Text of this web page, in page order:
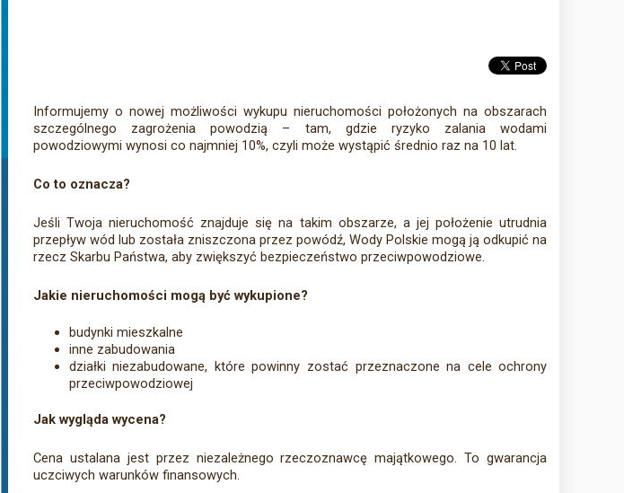
Informujemy o nowej możliwości wykupu nieruchomości położonych na obszarach
szczególnego zagrożenia powodzią – tam, gdzie ryzyko zalania wodami
powodziowymi wynosi co najmniej 10%, czyli może wystąpić średnio raz na 10 lat.
Co to oznacza?
Jeśli Twoja nieruchomość znajduje się na takim obszarze, a jej położenie utrudnia
przepływ wód lub została zniszczona przez powódź, Wody Polskie mogą ją odkupić na
rzecz Skarbu Państwa, aby zwiększyć bezpieczeństwo przeciwpowodziowe.
Jakie nieruchomości mogą być wykupione?
budynki mieszkalne
inne zabudowania
działki niezabudowane, które powinny zostać przeznaczone na cele ochrony
przeciwpowodziowej
Jak wygląda wycena?
Cena ustalana jest przez niezależnego rzeczoznawcę majątkowego. To gwarancja
uczciwych warunków finansowych.